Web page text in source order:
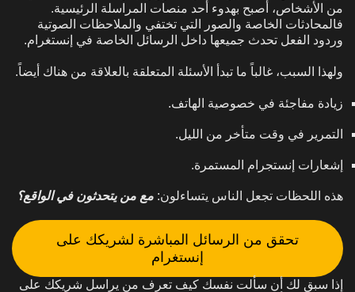
من الأشخاص، أصبح بهدوء أحد منصات المراسلة الرئيسية.
فالمحادثات الخاصة والصور التي تختفي والملاحظات الصوتية
وردود الفعل تحدث جميعها داخل الرسائل الخاصة في إنستغرام.
ولهذا السبب، غالباً ما تبدأ الأسئلة المتعلقة بالعلاقة من هناك أيضاً.
زيادة مفاجئة في خصوصية الهاتف.
التمرير في وقت متأخر من الليل.
إشعارات إنستجرام المستمرة.
هذه اللحظات تجعل الناس يتساءلون: مع من يتحدثون في الواقع؟
تحقق من الرسائل المباشرة لشريكك على
إنستغرام
إذا سبق لك أن سألت نفسك كيف تعرف من يراسل شريكك على